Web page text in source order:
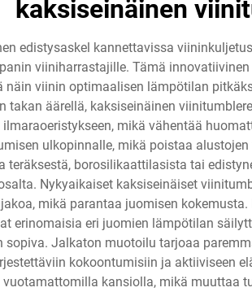
kaksiseinäinen
edistysaskel kannettavissa
viiniharrastajille. Tämä
viinin optimaalisen lämpötilan
takan äärellä, kaksiseinäinen
mikä vähentää
ulkopinnalle, mikä poistaa
borosilikaattilasista tai
Nykyaikaiset kaksiseinäiset
mikä parantaa juomisen
erinomaisia eri juomien lämpötilan
Jalkaton muotoilu tarjoaa
kokoontumisiin ja aktiiviseen
kansiolla, mikä muuttaa